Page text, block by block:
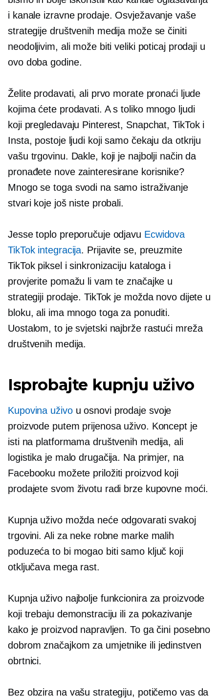
i kanale izravne prodaje. Osvježavanje vaše
strategije društvenih medija može se činiti
neodoljivim, ali može biti veliki poticaj prodaji u
ovo doba godine.
Želite prodavati, ali prvo morate pronaći ljude
kojima ćete prodavati. A s toliko mnogo ljudi
koji pregledavaju Pinterest, Snapchat, TikTok i
Insta, postoje ljudi koji samo čekaju da otkriju
vašu trgovinu. Dakle, koji je najbolji način da
pronađete nove zainteresirane korisnike?
Mnogo se toga svodi na samo istraživanje
stvari koje još niste probali.
Jesse toplo preporučuje odjavu Ecwidova
TikTok integracija. Prijavite se, preuzmite
TikTok piksel i sinkronizaciju kataloga i
provjerite pomažu li vam te značajke u
strategiji prodaje. TikTok je možda novo dijete u
bloku, ali ima mnogo toga za ponuditi.
Uostalom, to je svjetski najbrže rastući mreža
društvenih medija.
Isprobajte kupnju uživo
Kupovina uživou osnovi prodaje svoje
proizvode putem prijenosa uživo. Koncept je
isti na platformama društvenih medija, ali
logistika je malo drugačija. Na primjer, na
Facebooku možete priložiti proizvod koji
prodajete svom životu radi brze kupovne moći.
Kupnja uživo možda neće odgovarati svakoj
trgovini. Ali za neke robne marke malih
poduzeća to bi mogao biti samo ključ koji
otključava mega rast.
Kupnja uživo najbolje funkcionira za proizvode
koji trebaju demonstraciju ili za pokazivanje
kako je proizvod napravljen. To ga čini posebno
dobrom značajkom za umjetnike ili jedinstven
obrtnici.
Bez obzira na vašu strategiju, potičemo vas da